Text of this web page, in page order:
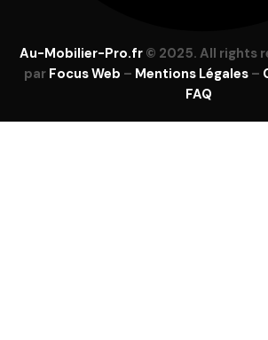
Au-Mobilier-Pro.fr© 2025. All rights
par Focus Web – Mentions Légales –
FAQ